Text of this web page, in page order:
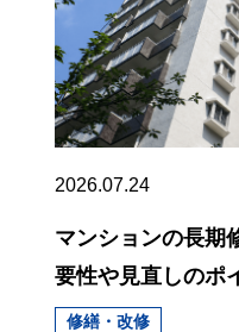
2026.07.24
マンションの長期
要性や見直しのポ
修繕・改修